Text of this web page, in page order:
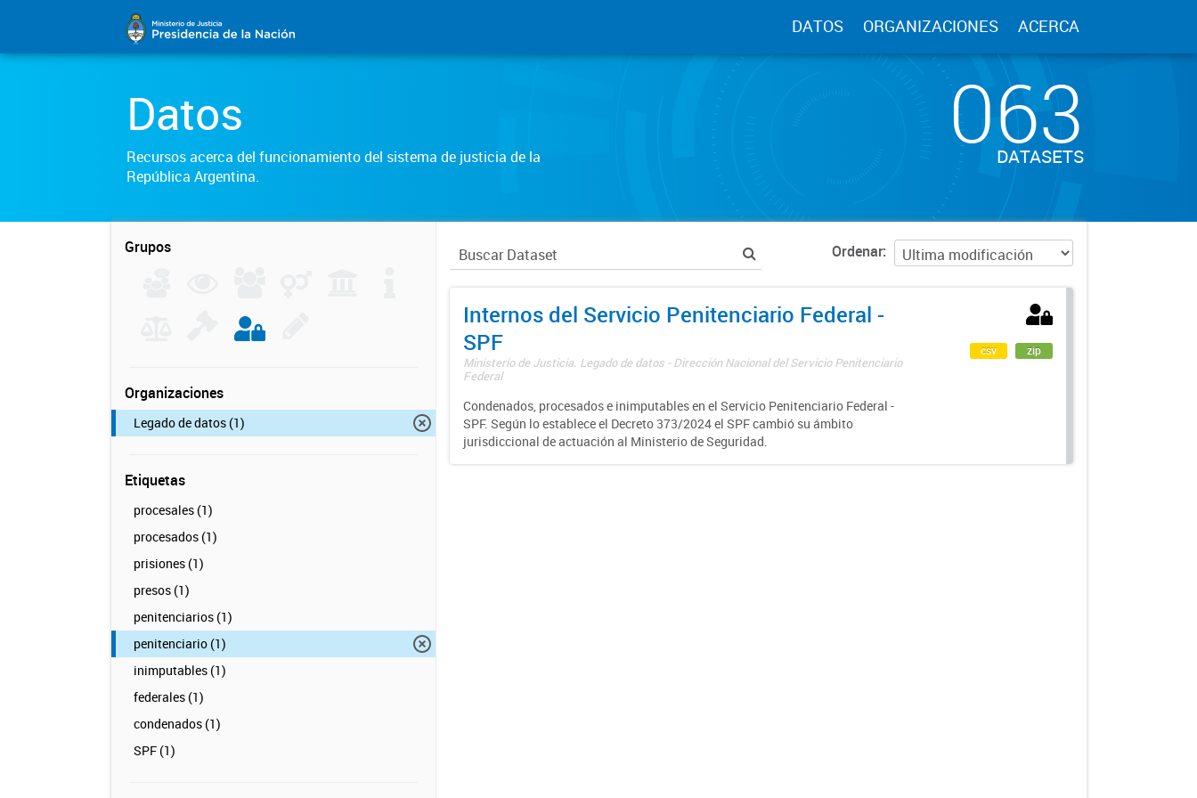
DATOS ORGANIZACIONES ACERCA
Datos
Recursos acerca del funcionamiento del sistema de justicia de la
República Argentina.
063
DATASETS
Grupos
Organizaciones
Legado de datos (1)
Etiquetas
procesales (1)
procesados (1)
prisiones (1)
presos (1)
penitenciarios (1)
penitenciario (1)
inimputables (1)
federales (1)
condenados (1)
SPF (1)
Ordenar
Internos del Servicio Penitenciario Federal -
SPF
Ministerio de Justicia. Legado de datos - Dirección Nacional del Servicio Penitenciario
Federal
Condenados, procesados e inimputables en el Servicio Penitenciario Federal -
SPF. Según lo establece el Decreto 373/2024 el SPF cambió su ámbito
jurisdiccional de actuación al Ministerio de Seguridad.
csv zip